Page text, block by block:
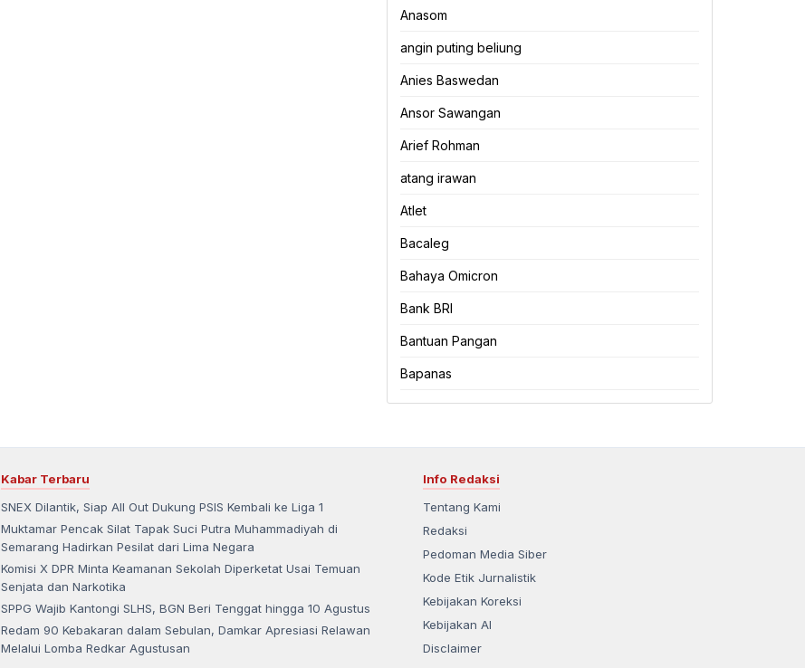
Anasom
angin puting beliung
Anies Baswedan
Ansor Sawangan
Arief Rohman
atang irawan
Atlet
Bacaleg
Bahaya Omicron
Bank BRI
Bantuan Pangan
Bapanas
Kabar Terbaru
SNEX Dilantik, Siap All Out Dukung PSIS Kembali ke Liga 1
Muktamar Pencak Silat Tapak Suci Putra Muhammadiyah di
Semarang Hadirkan Pesilat dari Lima Negara
Komisi X DPR Minta Keamanan Sekolah Diperketat Usai Temuan
Senjata dan Narkotika
SPPG Wajib Kantongi SLHS, BGN Beri Tenggat hingga 10 Agustus
Redam 90 Kebakaran dalam Sebulan, Damkar Apresiasi Relawan
Melalui Lomba Redkar Agustusan
Info Redaksi
Tentang Kami
Redaksi
Pedoman Media Siber
Kode Etik Jurnalistik
Kebijakan Koreksi
Kebijakan AI
Disclaimer